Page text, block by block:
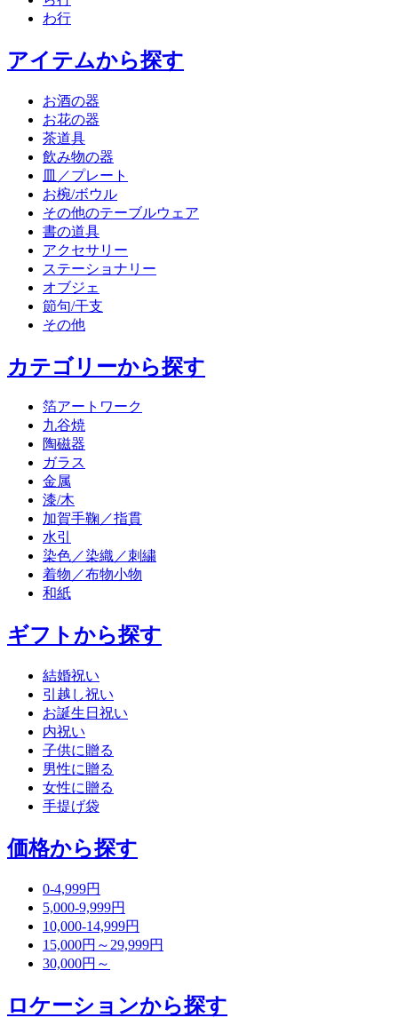
わ行
アイテムから探す
お酒の器
お花の器
茶道具
飲み物の器
皿／プレート
お椀/ボウル
その他のテーブルウェア
書の道具
アクセサリー
ステーショナリー
オブジェ
節句/干支
その他
カテゴリーから探す
箔アートワーク
九谷焼
陶磁器
ガラス
金属
漆/木
加賀手鞠／指貫
水引
染色／染織／刺繍
着物／布物小物
和紙
ギフトから探す
結婚祝い
引越し祝い
お誕生日祝い
内祝い
子供に贈る
男性に贈る
女性に贈る
手提げ袋
価格から探す
0-4,999円
5,000-9,999円
10,000-14,999円
15,000円～29,999円
30,000円～
ロケーションから探す